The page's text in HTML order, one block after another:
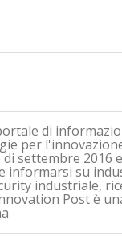
di
per
settembre 2016
informarsi su
industriale,
Post è